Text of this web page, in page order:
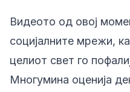
Видеото од овој
социјалните мрежи,
целиот свет го
Многумина оценија